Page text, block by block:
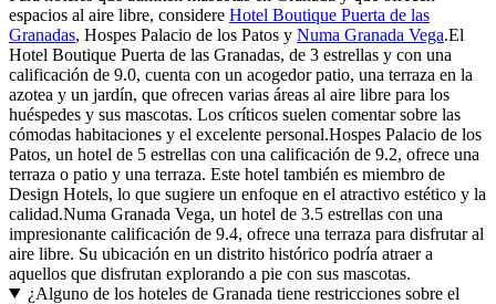
espacios al aire libre, considere Hotel Boutique Puerta de las
Granadas, Hospes Palacio de los Patos y Numa Granada Vega.El
Hotel Boutique Puerta de las Granadas, de 3 estrellas y con una
calificación de 9.0, cuenta con un acogedor patio, una terraza en la
azotea y un jardín, que ofrecen varias áreas al aire libre para los
huéspedes y sus mascotas. Los críticos suelen comentar sobre las
cómodas habitaciones y el excelente personal.Hospes Palacio de los
Patos, un hotel de 5 estrellas con una calificación de 9.2, ofrece una
terraza o patio y una terraza. Este hotel también es miembro de
Design Hotels, lo que sugiere un enfoque en el atractivo estético y la
calidad.Numa Granada Vega, un hotel de 3.5 estrellas con una
impresionante calificación de 9.4, ofrece una terraza para disfrutar al
aire libre. Su ubicación en un distrito histórico podría atraer a
aquellos que disfrutan explorando a pie con sus mascotas.
¿Alguno de los hoteles de Granada tiene restricciones sobre el